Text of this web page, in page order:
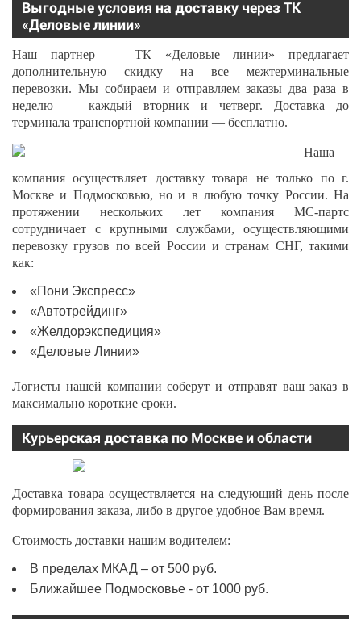
Выгодные условия на доставку через ТК
«Деловые линии»
Наш партнер — ТК «Деловые линии» предлагает
дополнительную скидку на все межтерминальные
перевозки. Мы собираем и отправляем заказы два раза в
неделю — каждый вторник и четверг. Доставка до
терминала транспортной компании — бесплатно.
Наша
компания осуществляет доставку товара не только по г.
Москве и Подмосковью, но и в любую точку России. На
протяжении нескольких лет компания МС-партс
сотрудничает с крупными службами, осуществляющими
перевозку грузов по всей России и странам СНГ, такими
как:
«Пони Экспресс»
«Автотрейдинг»
«Желдорэкспедиция»
«Деловые Линии»
Логисты нашей компании соберут и отправят ваш заказ в
максимально короткие сроки.
Курьерская доставка по Москве и области
Доставка товара осуществляется на следующий день после
формирования заказа, либо в другое удобное Вам время.
Стоимость доставки нашим водителем:
В пределах МКАД – от 500 руб.
Ближайшее Подмосковье - от 1000 руб.